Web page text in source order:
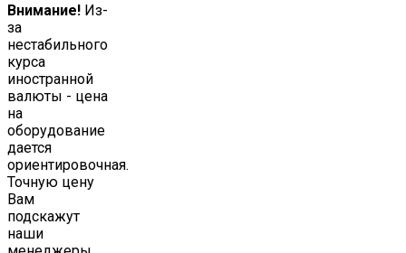
Внимание! Из-
за
нестабильного
курса
иностранной
валюты - цена
на
оборудование
дается
ориентировочная.
Точную цену
Вам
подскажут
наши